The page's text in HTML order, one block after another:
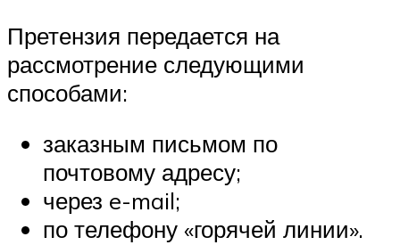
Претензия передается на
рассмотрение следующими
способами:
заказным письмом по
почтовому адресу;
через e-mail;
по телефону «горячей линии».